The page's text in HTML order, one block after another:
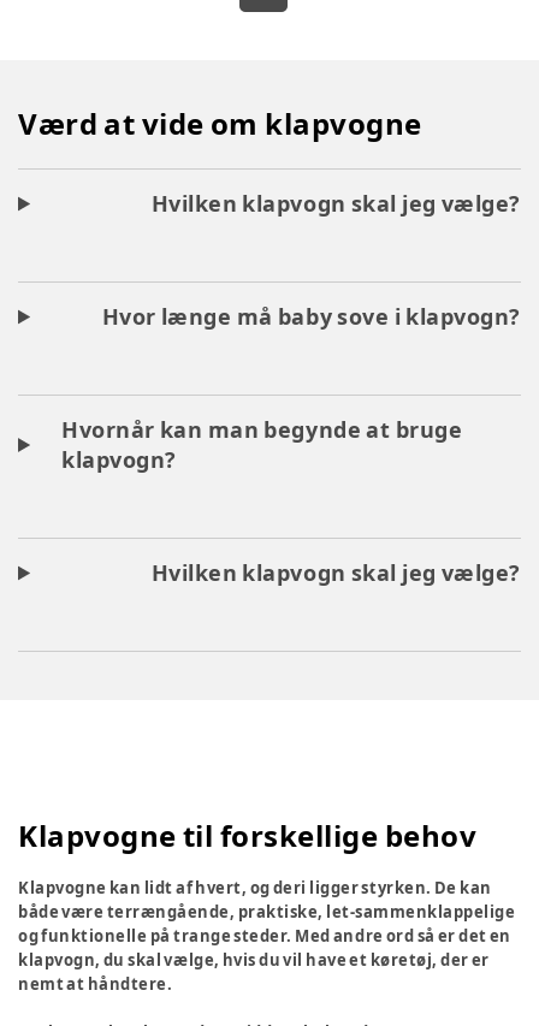
Værd at vide om klapvogne
Hvilken klapvogn skal jeg vælge?
Hvor længe må baby sove i klapvogn?
Hvornår kan man begynde at bruge
klapvogn?
Hvilken klapvogn skal jeg vælge?
Klapvogne til forskellige behov
Klapvogne kan lidt af hvert, og deri ligger styrken. De kan
både være terrængående, praktiske, let-sammenklappelige
og funktionelle på trange steder. Med andre ord så er det en
klapvogn, du skal vælge, hvis du vil have et køretøj, der er
nemt at håndtere.